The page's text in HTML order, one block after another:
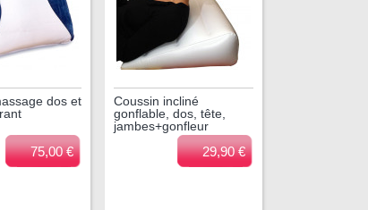
dos et
75,00 €
Coussin incliné
gonflable, dos, tête,
jambes+gonfleur
29,90 €